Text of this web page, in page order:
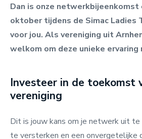
Dan is onze netwerkbijeenkomst
oktober tijdens de Simac Ladies
voor jou. Als vereniging uit
welkom om deze unieke
Investeer in de toekomst
vereniging
Dit is jouw kans om je netwerk uit te
te versterken en een onvergetelijke